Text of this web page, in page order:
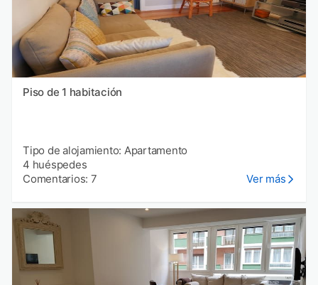
Piso de 1 habitación
Tipo de alojamiento: Apartamento
4 huéspedes
Comentarios: 7
Ver más